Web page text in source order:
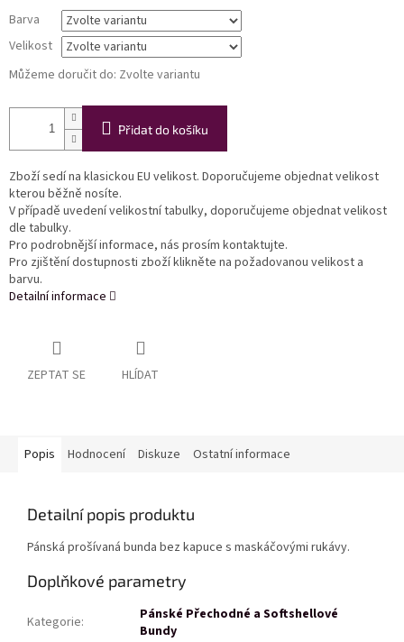
Barva
Velikost
Můžeme doručit do: Zvolte variantu
Přidat do košíku
Zboží sedí na klasickou EU velikost. Doporučujeme objednat velikost
kterou běžně nosíte.
V případě uvedení velikostní tabulky, doporučujeme objednat velikost
dle tabulky.
Pro podrobnější informace, nás prosím kontaktujte.
Pro zjištění dostupnosti zboží klikněte na požadovanou velikost a
barvu.
Detailní informace
ZEPTAT SE HLÍDAT
Popis Hodnocení Diskuze Ostatní informace
Detailní popis produktu
Pánská prošívaná bunda bez kapuce s maskáčovými rukávy.
Doplňkové parametry
Kategorie:
Pánské Přechodné a Softshellové
Bundy